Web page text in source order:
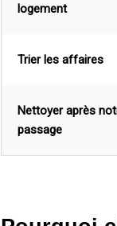
logement
Trier les affaires
Nettoyer après
passage